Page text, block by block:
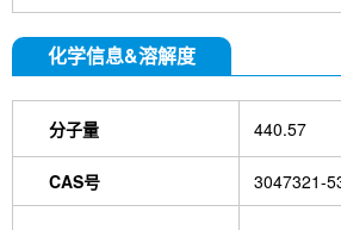
化学信息&溶解度
分子量 440.57
CAS号 3047321-